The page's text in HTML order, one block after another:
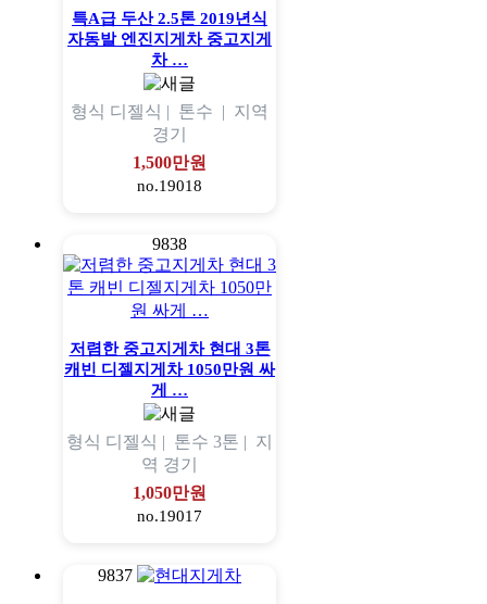
특A급 두산 2.5톤 2019년식
자동발 엔진지게차 중고지게
차 …
형식 디젤식 | 톤수 | 지역
경기
1,500만원
no.19018
9838
저렴한 중고지게차 현대 3톤
캐빈 디젤지게차 1050만원 싸
게 …
형식 디젤식 | 톤수 3톤 | 지
역 경기
1,050만원
no.19017
9837